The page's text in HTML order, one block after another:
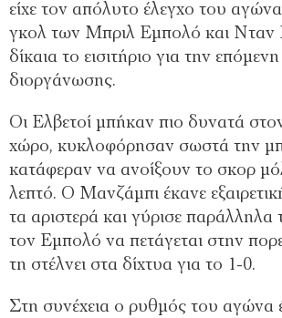
είχε τον απόλυτο έλεγχο του
γκολ των Μπριλ Εμπολό και Νταν
δίκαια το εισιτήριο για την
διοργάνωσης.
Οι Ελβετοί μπήκαν πιο δυνατά
χώρο, κυκλοφόρησαν σωστά την
κατάφεραν να ανοίξουν το σκορ
λεπτό. Ο Μανζάμπι έκανε
τα αριστερά και γύρισε παράλληλα
τον Εμπολό να πετάγεται στην
τη στέλνει στα δίχτυα για το 1-0.
Στη συνέχεια ο ρυθμός του αγώνα